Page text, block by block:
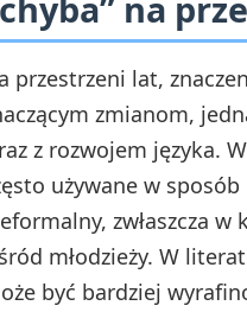
przestrzeni lat,
zmianom,
z rozwojem języka.
używane w
zwłaszcza
młodzieży. W
być bardziej